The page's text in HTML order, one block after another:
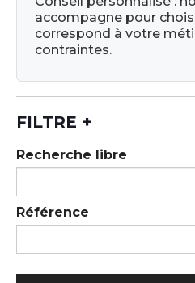
accompagne pour
correspond à votre
contraintes.
FILTRE +
Recherche libre
Référence